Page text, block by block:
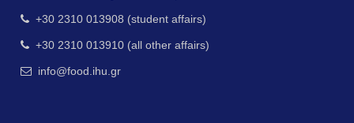
+30 2310 013908 (student affairs)
+30 2310 013910 (all other affairs)
info@food.ihu.gr